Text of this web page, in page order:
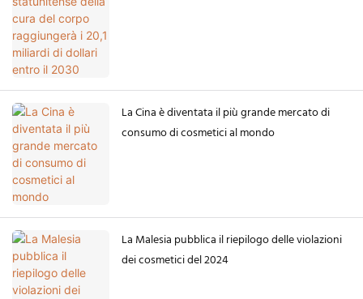
La Cina è diventata il più grande mercato di
consumo di cosmetici al mondo
La Malesia pubblica il riepilogo delle violazioni
dei cosmetici del 2024